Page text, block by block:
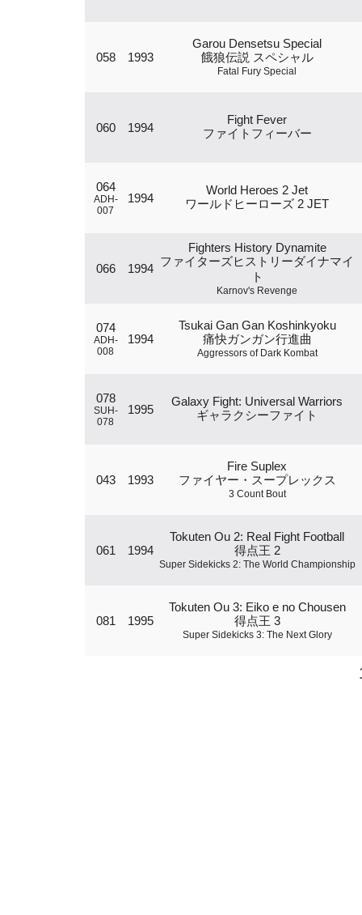
058 1993
Garou Densetsu Special
餓狼伝説 スペシャル
Fatal Fury Special
060 1994
Fight Fever
ファイトフィーバー
064
ADH-
007
1994
World Heroes 2 Jet
ワールドヒーローズ 2 JET
066 1994
Fighters History Dynamite
ファイターズヒストリーダイナマイ
ト
Karnov's Revenge
074
ADH-
008
1994
Tsukai Gan Gan Koshinkyoku
痛快ガンガン行進曲
Aggressors of Dark Kombat
078
SUH-
078
1995
Galaxy Fight: Universal Warriors
ギャラクシーファイト
043 1993
Fire Suplex
ファイヤー・スープレックス
3 Count Bout
061 1994
Tokuten Ou 2: Real Fight Football
得点王 2
Super Sidekicks 2: The World Championship
081 1995
Tokuten Ou 3: Eiko e no Chousen
得点王 3
Super Sidekicks 3: The Next Glory